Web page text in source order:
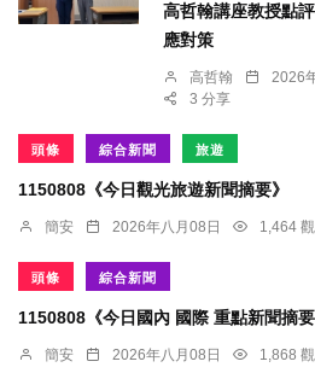
高哲翰講座教授點
應對策
高哲翰 2026
3 分享
頭條 綜合新聞 旅遊
1150808《今日觀光旅遊新聞摘要》
簡安 2026年八月08日 1,464
頭條 綜合新聞
1150808《今日國內 國際 重點新聞摘要
簡安 2026年八月08日 1,868